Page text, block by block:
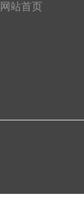
网站首页